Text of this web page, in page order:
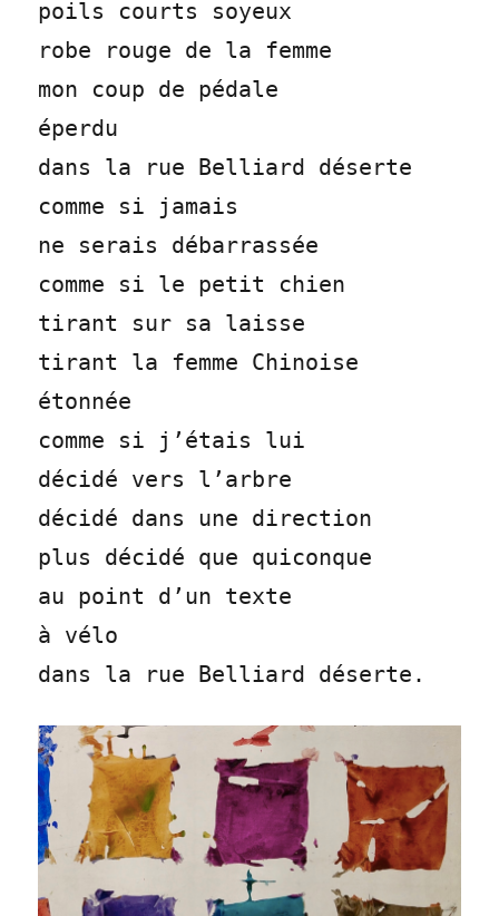
poils courts soyeux
robe rouge de la femme
mon coup de pédale
éperdu
dans la rue Belliard déserte
comme si jamais
ne serais débarrassée
comme si le petit chien
tirant sur sa laisse
tirant la femme Chinoise
étonnée
comme si j’étais lui
décidé vers l’arbre
décidé dans une direction
plus décidé que quiconque
au point d’un texte
à vélo
dans la rue Belliard déserte.